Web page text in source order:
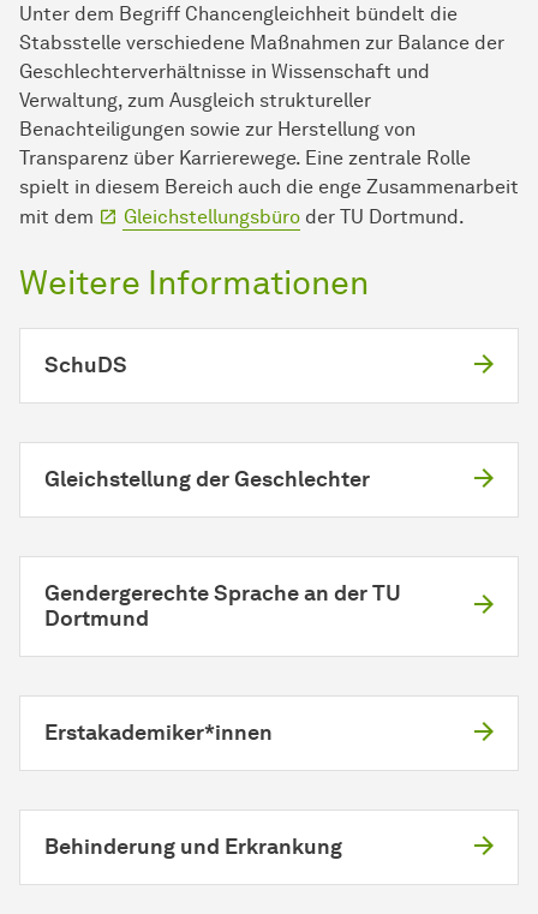
Unter dem Begriff Chancengleichheit bündelt die
Stabsstelle verschiedene Maßnahmen zur Balance der
Geschlechterverhältnisse in Wissenschaft und
Verwaltung, zum Ausgleich struktureller
Benachteiligungen sowie zur Herstellung von
Transparenz über Karrierewege. Eine zentrale Rolle
spielt in diesem Bereich auch die enge Zusammenarbeit
mit dem
Gleichstellungsbüro der TU Dortmund.
Weitere Informationen
SchuDS
Gleichstellung der Geschlechter
Gendergerechte Sprache an der TU
Dortmund
Erstakademiker*innen
Behinderung und Erkrankung